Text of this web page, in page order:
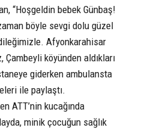
“Hoşgeldin bebek Günbaş!
böyle sevgi dolu güzel
Afyonkarahisar
Çambeyli köyünden aldıkları
giderken ambulansta
ile paylaştı.
ATT’nin kucağında
minik çocuğun sağlık